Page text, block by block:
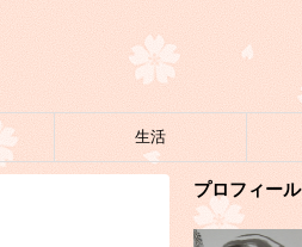
生活
プロフィール